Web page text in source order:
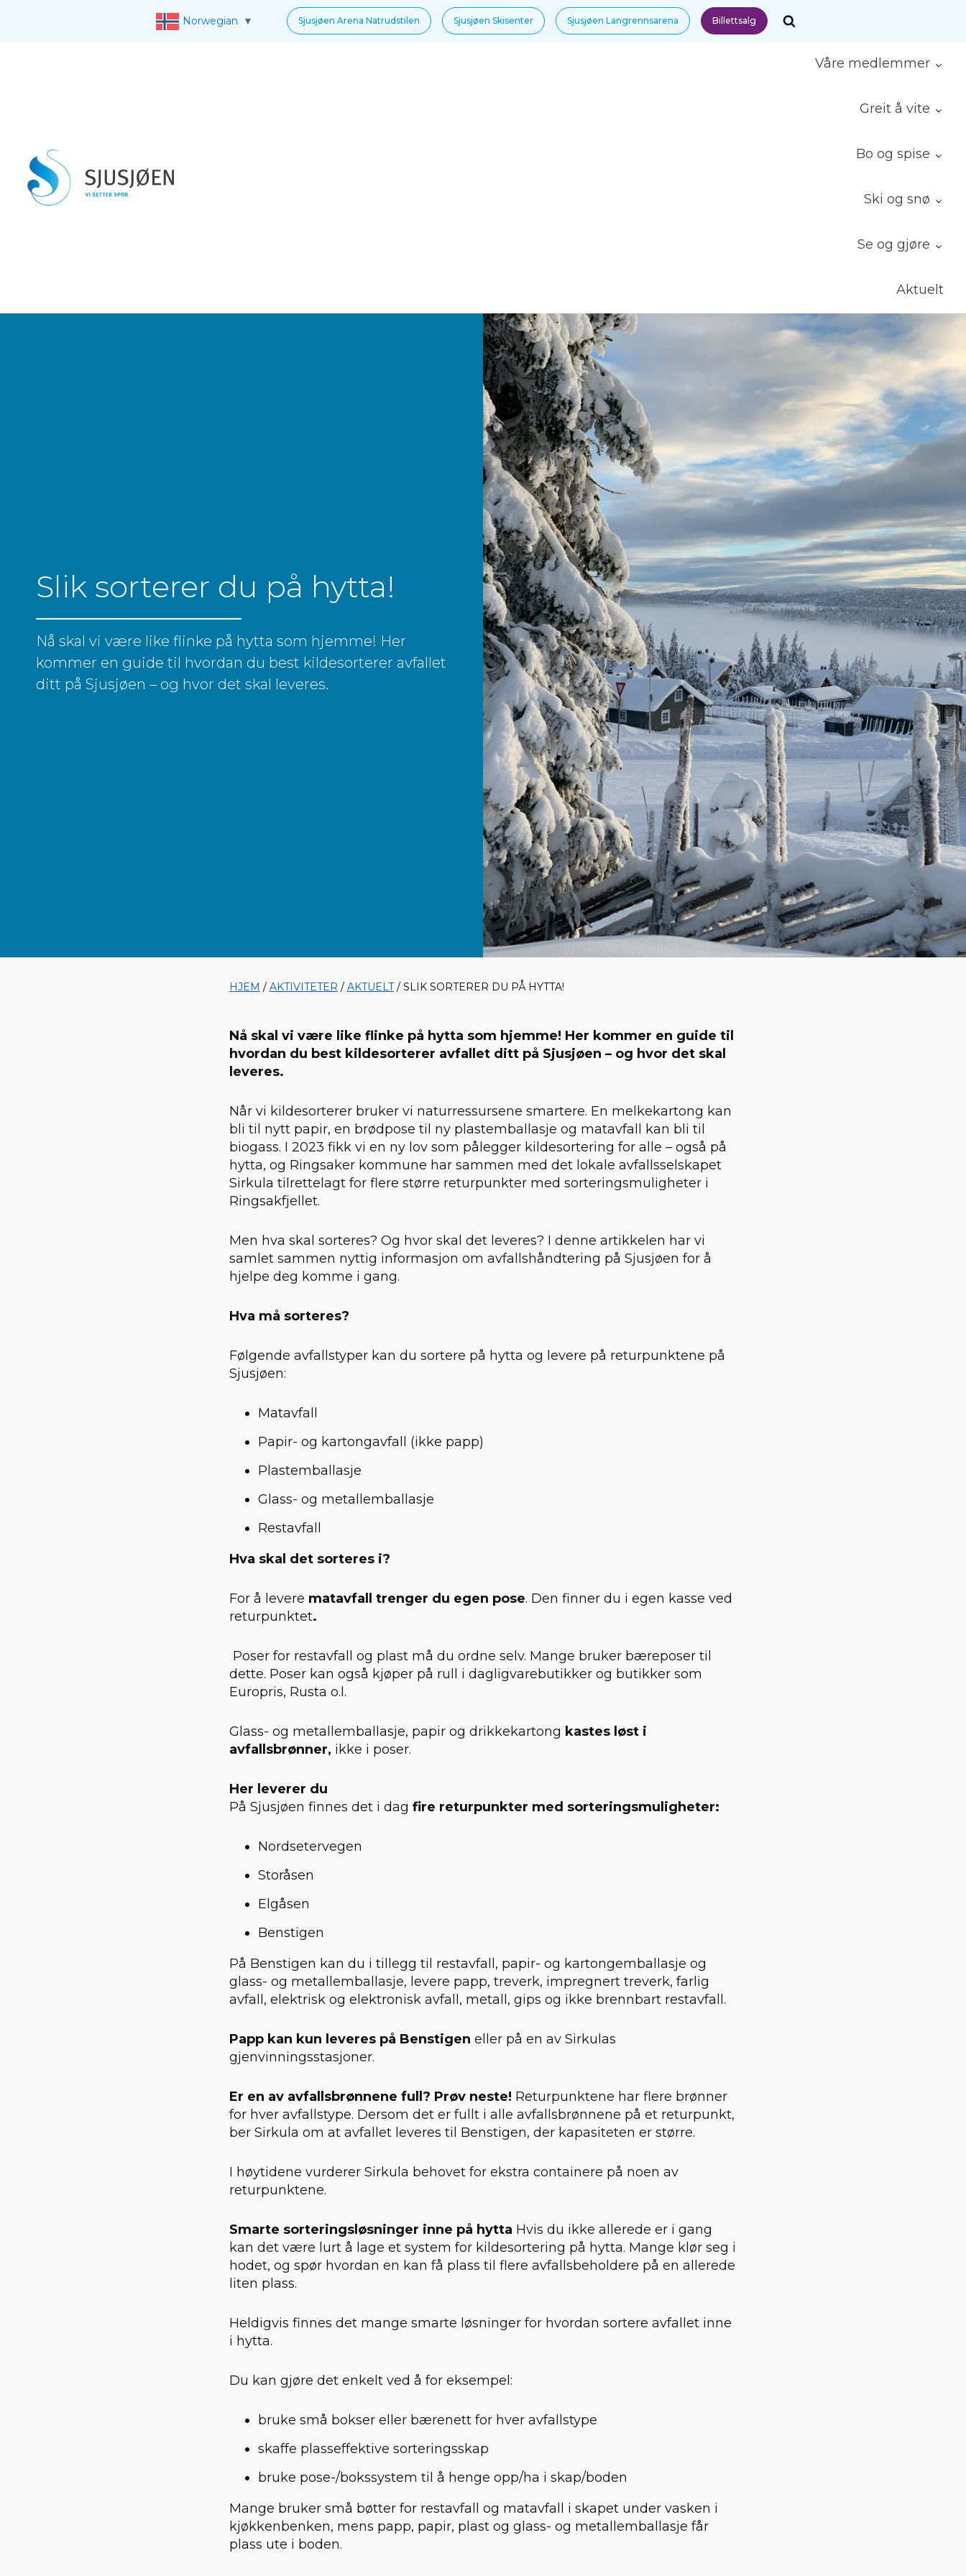
Norwegian ▼ Sjusjøen Arena Natrudstilen Sjusjøen Skisenter Sjusjøen Langrennsarena Billettsalg
Aktuelt
Se og gjøre
Ski og snø
Bo og spise
Greit å vite
Våre medlemmer
Slik sorterer du på hytta!
Nå skal vi være like flinke på hytta som hjemme! Her
kommer en guide til hvordan du best kildesorterer avfallet
ditt på Sjusjøen – og hvor det skal leveres.
HJEM / AKTIVITETER / AKTUELT/ SLIK SORTERER DU PÅ HYTTA!
Nå skal vi være like flinke på hytta som hjemme! Her kommer en guide til
hvordan du best kildesorterer avfallet ditt på Sjusjøen – og hvor det skal
leveres.
Når vi kildesorterer bruker vi naturressursene smartere. En melkekartong kan
bli til nytt papir, en brødpose til ny plastemballasje og matavfall kan bli til
biogass. I 2023 fikk vi en ny lov som pålegger kildesortering for alle – også på
hytta, og Ringsaker kommune har sammen med det lokale avfallsselskapet
Sirkula tilrettelagt for flere større returpunkter med sorteringsmuligheter i
Ringsakfjellet.
Men hva skal sorteres? Og hvor skal det leveres? I denne artikkelen har vi
samlet sammen nyttig informasjon om avfallshåndtering på Sjusjøen for å
hjelpe deg komme i gang.
Hva må sorteres?
Følgende avfallstyper kan du sortere på hytta og levere på returpunktene på
Sjusjøen:
Matavfall
Papir- og kartongavfall (ikke papp)
Plastemballasje
Glass- og metallemballasje
Restavfall
Hva skal det sorteres i?
For å levere matavfall trenger du egen pose. Den finner du i egen kasse ved
returpunktet.
Poser for restavfall og plast må du ordne selv. Mange bruker bæreposer til
dette. Poser kan også kjøper på rull i dagligvarebutikker og butikker som
Europris, Rusta o.l.
Glass- og metallemballasje, papir og drikkekartong kastes løst i
avfallsbrønner, ikke i poser.
Her leverer du
På Sjusjøen finnes det i dag fire returpunkter med sorteringsmuligheter:
Nordsetervegen
Storåsen
Elgåsen
Benstigen
På Benstigen kan du i tillegg til restavfall, papir- og kartongemballasje og
glass- og metallemballasje, levere papp, treverk, impregnert treverk, farlig
avfall, elektrisk og elektronisk avfall, metall, gips og ikke brennbart restavfall.
Papp kan kun leveres på Benstigen eller på en av Sirkulas
gjenvinningsstasjoner.
Er en av avfallsbrønnene full? Prøv neste! Returpunktene har flere brønner
for hver avfallstype. Dersom det er fullt i alle avfallsbrønnene på et returpunkt,
ber Sirkula om at avfallet leveres til Benstigen, der kapasiteten er større.
I høytidene vurderer Sirkula behovet for ekstra containere på noen av
returpunktene.
Smarte sorteringsløsninger inne på hytta Hvis du ikke allerede er i gang
kan det være lurt å lage et system for kildesortering på hytta. Mange klør seg i
hodet, og spør hvordan en kan få plass til flere avfallsbeholdere på en allerede
liten plass.
Heldigvis finnes det mange smarte løsninger for hvordan sortere avfallet inne
i hytta.
Du kan gjøre det enkelt ved å for eksempel:
bruke små bokser eller bærenett for hver avfallstype
skaffe plasseffektive sorteringsskap
bruke pose-/bokssystem til å henge opp/ha i skap/boden
Mange bruker små bøtter for restavfall og matavfall i skapet under vasken i
kjøkkenbenken, mens papp, papir, plast og glass- og metallemballasje får
plass ute i boden.